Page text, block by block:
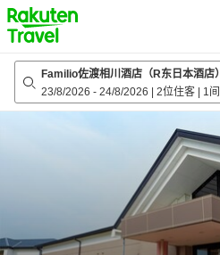
to
top
page
Familio佐渡相川酒店（R东日本酒店）
23/8/2026 - 24/8/2026 2位住客 1间